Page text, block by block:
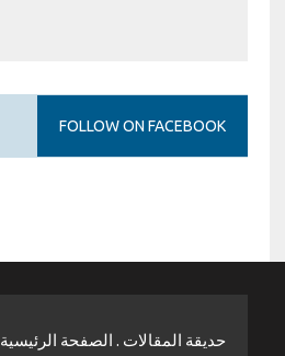
FOLLOW ON FACEBOOK
حديقة المقالات . الصفحة الرئيسية